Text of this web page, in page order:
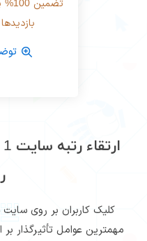
کلیک کاربران بر روی
مهمترین عوامل تأثیرگذار